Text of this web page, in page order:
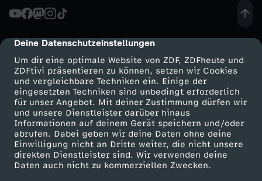
cmp-dialog-description
Deine Datenschutzeinstellungen
Um dir eine optimale Website von ZDF, ZDFheute und
ZDFtivi präsentieren zu können, setzen wir Cookies
und vergleichbare Techniken ein. Einige der
eingesetzten Techniken sind unbedingt erforderlich
für unser Angebot. Mit deiner Zustimmung dürfen wir
und unsere Dienstleister darüber hinaus
Informationen auf deinem Gerät speichern und/oder
abrufen. Dabei geben wir deine Daten ohne deine
Einwilligung nicht an Dritte weiter, die nicht unsere
direkten Dienstleister sind. Wir verwenden deine
Daten auch nicht zu kommerziellen Zwecken.
e
l
a
a
n
Mehr ZDF
ZDF-Apps
Smart TV
ZDFtext
Service
ZDFmitreden
Kontakt zum ZDF
Tickets